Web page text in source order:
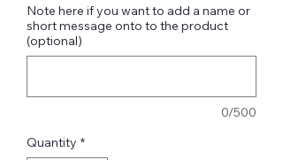
Note here if you want to add a name or
short message onto to the product
(optional)
0/500
Quantity *